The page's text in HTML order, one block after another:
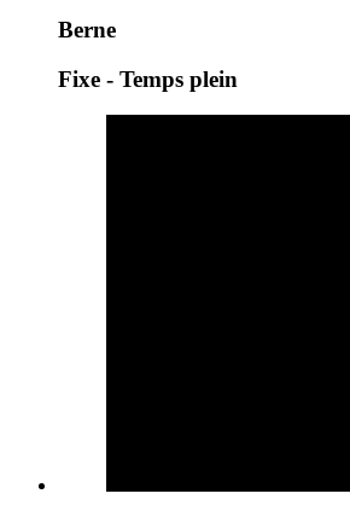
Berne
Fixe - Temps plein